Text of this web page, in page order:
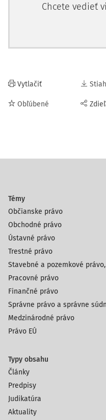
Chcete vedieť
Vytlačiť
Obľúbené
Témy
Občianske právo
Obchodné právo
Ústavné právo
Trestné právo
Stavebné a pozemkové
Pracovné právo
Finančné právo
Správne právo a správne
Medzinárodné právo
Právo EÚ
Typy obsahu
Články
Predpisy
Judikatúra
Aktuality